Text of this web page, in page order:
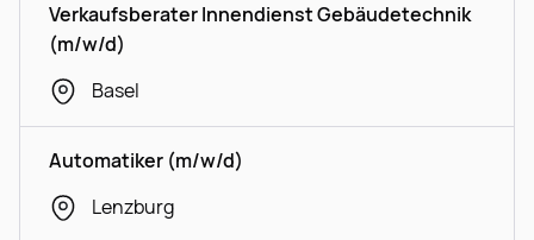
Verkaufsberater Innendienst Gebäudetechnik
(m/w/d)
Basel
Automatiker (m/w/d)
Lenzburg